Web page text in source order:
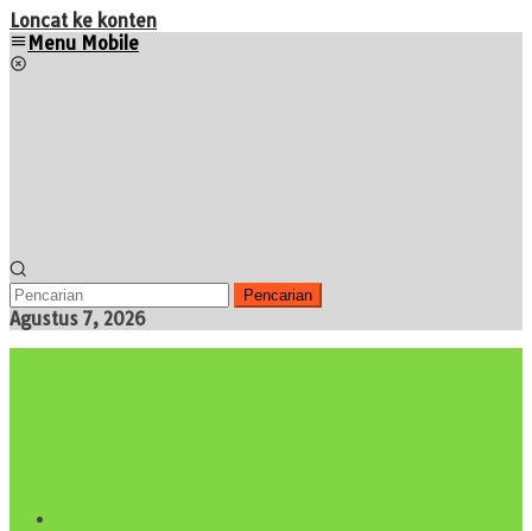
Loncat ke konten
Menu Mobile
Pencarian
Agustus 7, 2026